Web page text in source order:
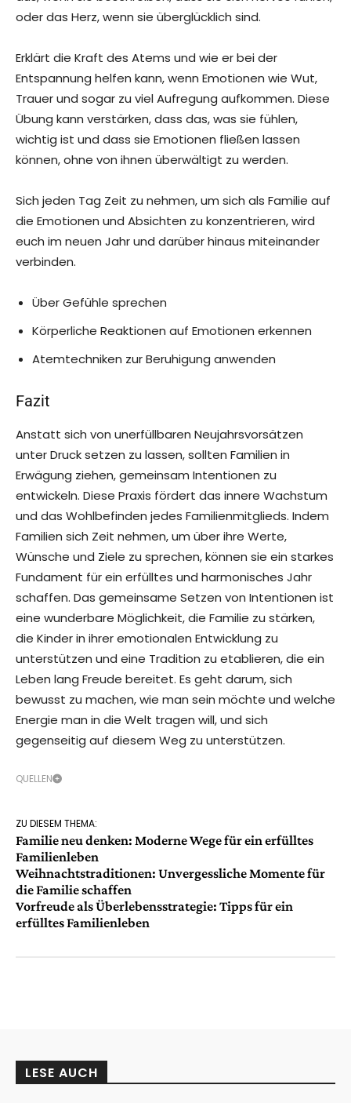
oder das Herz, wenn sie überglücklich sind.
Erklärt die Kraft des Atems und wie er bei der
Entspannung helfen kann, wenn Emotionen wie Wut,
Trauer und sogar zu viel Aufregung aufkommen. Diese
Übung kann verstärken, dass das, was sie fühlen,
wichtig ist und dass sie Emotionen fließen lassen
können, ohne von ihnen überwältigt zu werden.
Sich jeden Tag Zeit zu nehmen, um sich als Familie auf
die Emotionen und Absichten zu konzentrieren, wird
euch im neuen Jahr und darüber hinaus miteinander
verbinden.
Über Gefühle sprechen
Körperliche Reaktionen auf Emotionen erkennen
Atemtechniken zur Beruhigung anwenden
Fazit
Anstatt sich von unerfüllbaren Neujahrsvorsätzen
unter Druck setzen zu lassen, sollten Familien in
Erwägung ziehen, gemeinsam Intentionen zu
entwickeln. Diese Praxis fördert das innere Wachstum
und das Wohlbefinden jedes Familienmitglieds. Indem
Familien sich Zeit nehmen, um über ihre Werte,
Wünsche und Ziele zu sprechen, können sie ein starkes
Fundament für ein erfülltes und harmonisches Jahr
schaffen. Das gemeinsame Setzen von Intentionen ist
eine wunderbare Möglichkeit, die Familie zu stärken,
die Kinder in ihrer emotionalen Entwicklung zu
unterstützen und eine Tradition zu etablieren, die ein
Leben lang Freude bereitet. Es geht darum, sich
bewusst zu machen, wie man sein möchte und welche
Energie man in die Welt tragen will, und sich
gegenseitig auf diesem Weg zu unterstützen.
QUELLEN
ZU DIESEM THEMA:
Familie neu denken: Moderne Wege für ein erfülltes
Familienleben
Weihnachtstraditionen: Unvergessliche Momente für
die Familie schaffen
Vorfreude als Überlebensstrategie: Tipps für ein
erfülltes Familienleben
LESE AUCH